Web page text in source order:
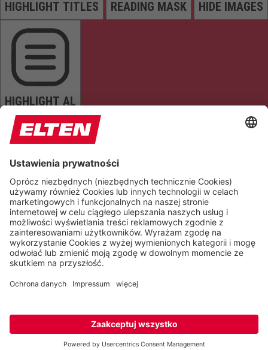
HIGHLIGHT TITLES READING MASK HIDE IMAGES
HIGHLIGHT AL
READ PAGE MUTE SOUNDS STOP ANIMATIONS
Reset Settings